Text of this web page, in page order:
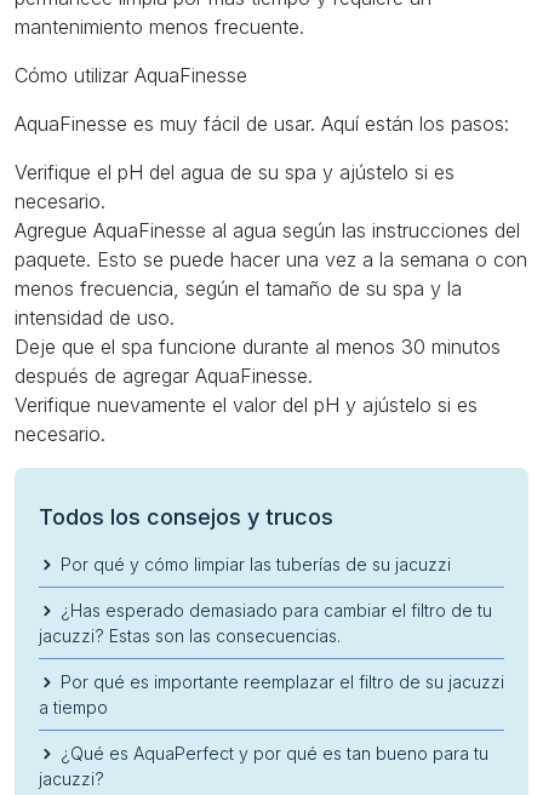
mantenimiento menos frecuente.
Cómo utilizar AquaFinesse
AquaFinesse es muy fácil de usar. Aquí están los pasos:
Verifique el pH del agua de su spa y ajústelo si es
necesario.
Agregue AquaFinesse al agua según las instrucciones del
paquete. Esto se puede hacer una vez a la semana o con
menos frecuencia, según el tamaño de su spa y la
intensidad de uso.
Deje que el spa funcione durante al menos 30 minutos
después de agregar AquaFinesse.
Verifique nuevamente el valor del pH y ajústelo si es
necesario.
Todos los consejos y trucos
Por qué y cómo limpiar las tuberías de su jacuzzi
¿Has esperado demasiado para cambiar el filtro de tu
jacuzzi? Estas son las consecuencias.
Por qué es importante reemplazar el filtro de su jacuzzi
a tiempo
¿Qué es AquaPerfect y por qué es tan bueno para tu
jacuzzi?